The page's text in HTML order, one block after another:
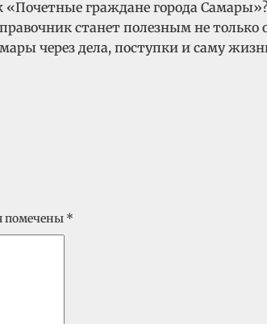
граждане города
станет полезным не
через дела, поступки и саму
помечены *